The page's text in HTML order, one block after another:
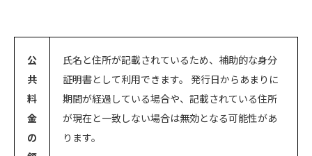
公
共
料
金
の
氏名と住所が記載されているため、補助的な身分
証明書として利用できます。 発行日からあまりに
期間が経過している場合や、記載されている住所
が現在と一致しない場合は無効となる可能性があ
ります。